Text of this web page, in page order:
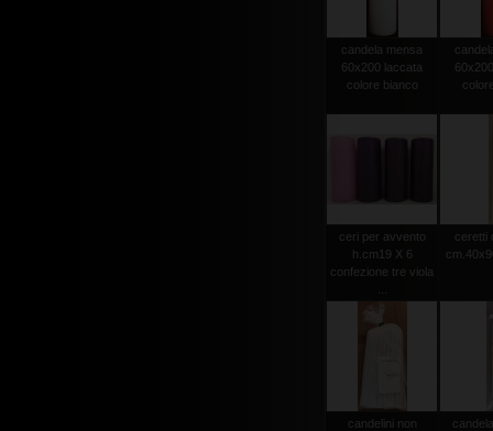
candela mensa
60x200 laccata
colore bianco
ceri per avvento
h.cm19 X 6
confezione tre viola
ceretti
candelini non